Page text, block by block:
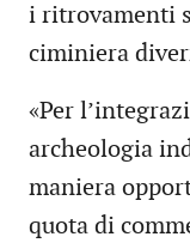
i ritrovamenti
ciminiera
«Per
archeologia
maniera
quota di